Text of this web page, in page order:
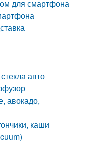
для смартфона
авто
авокадо,
каши